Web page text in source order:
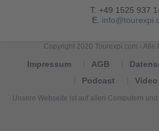
T. +49 1525 937
E.
Copyright 2020 Tourexpi.com - Alle
Impressum AGB
Podcast
Video
Unsere Webseite ist auf allen Computern